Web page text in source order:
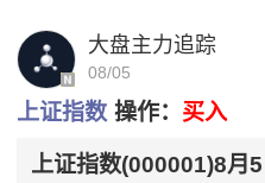
大盘主力追踪
08/05
上证指数 操作： 买入
上证指数(000001)8月